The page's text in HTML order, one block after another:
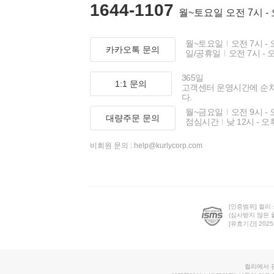
1644-1107 월~토요일 오전 7시 -
카카오톡 문의
월~토요일
오전 7시 -
일/공휴일
오전 7시 -
1:1 문의
365일
고객센터 운영시간에 순
다.
대량주문 문의
월~금요일
오전 9시 -
점심시간
낮 12시 - 오
비회원 문의 : help@kurlycorp.com
[인증범위] 컬리
(심사받지 않은
[유효기간]
컬리에서